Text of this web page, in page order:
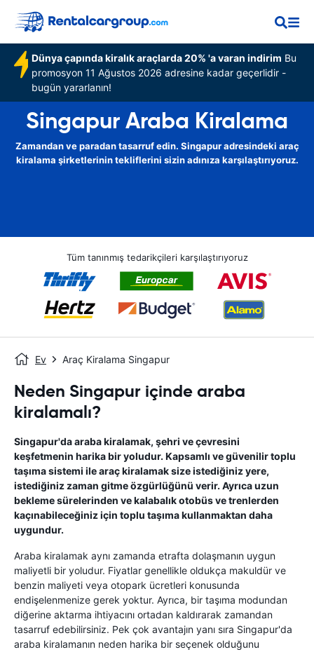
Dünya çapında kiralık araçlarda 20% 'a varan indirim Bu
promosyon 11 Ağustos 2026 adresine kadar geçerlidir -
bugün yararlanın!
Singapur Araba Kiralama
Zamandan ve paradan tasarruf edin. Singapur adresindeki araç
kiralama şirketlerinin tekliflerini sizin adınıza karşılaştırıyoruz.
Tüm tanınmış tedarikçileri karşılaştırıyoruz
Ev Araç Kiralama Singapur
Neden Singapur içinde araba
kiralamalı?
Singapur'da araba kiralamak, şehri ve çevresini
keşfetmenin harika bir yoludur. Kapsamlı ve güvenilir toplu
taşıma sistemi ile araç kiralamak size istediğiniz yere,
istediğiniz zaman gitme özgürlüğünü verir. Ayrıca uzun
bekleme sürelerinden ve kalabalık otobüs ve trenlerden
kaçınabileceğiniz için toplu taşıma kullanmaktan daha
uygundur.
Araba kiralamak aynı zamanda etrafta dolaşmanın uygun
maliyetli bir yoludur. Fiyatlar genellikle oldukça makuldür ve
benzin maliyeti veya otopark ücretleri konusunda
endişelenmenize gerek yoktur. Ayrıca, bir taşıma modundan
diğerine aktarma ihtiyacını ortadan kaldırarak zamandan
tasarruf edebilirsiniz. Pek çok avantajın yanı sıra Singapur'da
araba kiralamanın neden harika bir seçenek olduğunu